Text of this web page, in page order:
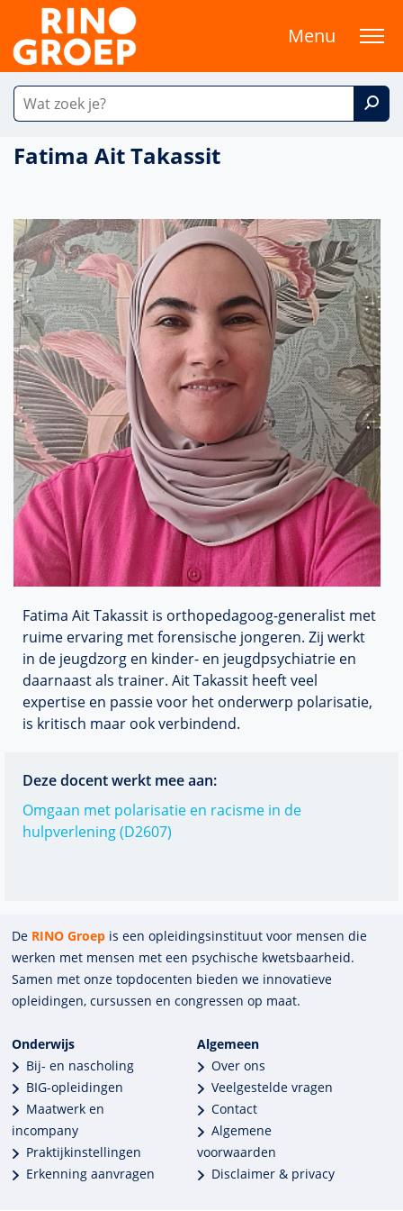
Menu
Fatima Ait Takassit
Fatima Ait Takassit is orthopedagoog-generalist met
ruime ervaring met forensische jongeren. Zij werkt
in de jeugdzorg en kinder- en jeugdpsychiatrie en
daarnaast als trainer. Ait Takassit heeft veel
expertise en passie voor het onderwerp polarisatie,
is kritisch maar ook verbindend.
Deze docent werkt mee aan:
Omgaan met polarisatie en racisme in de
hulpverlening (D2607)
De RINO Groep is een opleidings­insti­tuut voor mensen die
werken met mensen met een psychische kwets­baar­heid.
Samen met onze top­docenten bieden we innova­tieve
opleidingen, cursussen en congres­sen op maat.
Onderwijs
Bij- en nascholing
BIG-opleidingen
Maatwerk en
incompany
Praktijkinstellingen
Erkenning aanvragen
Algemeen
Over ons
Veelgestelde vragen
Contact
Algemene
voorwaarden
Disclaimer & privacy